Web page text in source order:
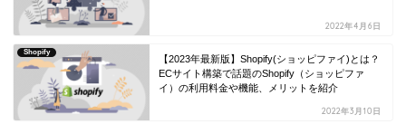
2022年4月6日
Shopify
【2023年最新版】Shopify(ショッピファイ)とは？
ECサイト構築で話題のShopify（ショッピファ
イ）の利用料金や機能、メリットを紹介
2022年3月10日